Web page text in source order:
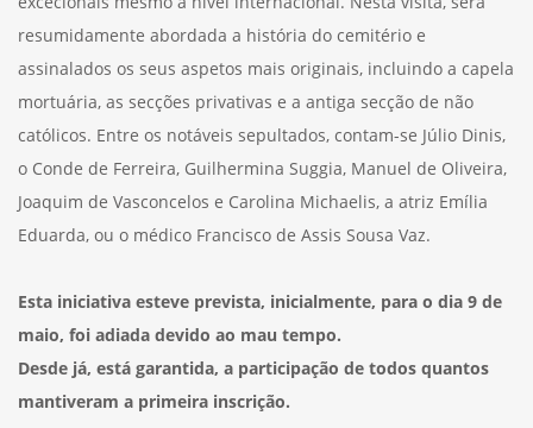
resumidamente abordada a história do cemitério e
assinalados os seus aspetos mais originais, incluindo a capela
mortuária, as secções privativas e a antiga secção de não
católicos. Entre os notáveis sepultados, contam-se Júlio Dinis,
o Conde de Ferreira, Guilhermina Suggia, Manuel de Oliveira,
Joaquim de Vasconcelos e Carolina Michaelis, a atriz Emília
Eduarda, ou o médico Francisco de Assis Sousa Vaz.
Esta iniciativa esteve prevista, inicialmente, para o dia 9 de
maio, foi adiada devido ao mau tempo.
Desde já, está garantida, a participação de todos quantos
mantiveram a primeira inscrição.